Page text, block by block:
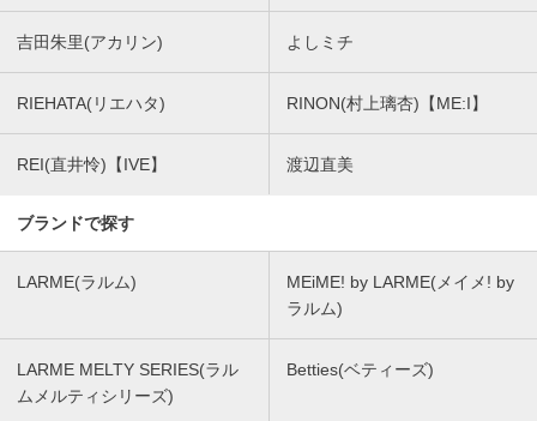
吉田朱里(アカリン) よしミチ
RIEHATA(リエハタ) RINON(村上璃杏)【ME:I】
REI(直井怜)【IVE】 渡辺直美
ブランドで探す
LARME(ラルム)
MEiME! by LARME(メイメ! by
ラルム)
LARME MELTY SERIES(ラル
ムメルティシリーズ)
Betties(ベティーズ)